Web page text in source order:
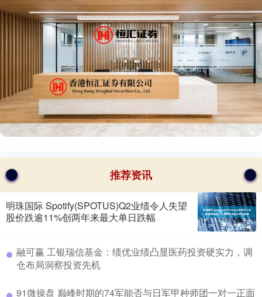
推荐资讯
明珠国际 Spotify(SPOTUS)Q2业绩令人失望
股价跌逾11%创两年来最大单日跌幅
​融可赢 工银瑞信基金：绩优业绩凸显医药投资硬实力，调
仓布局洞察投资先机
​91微操盘 巅峰时期的74军能否与日军甲种师团一对一正面